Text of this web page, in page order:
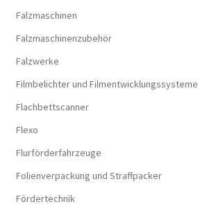
Falzmaschinen
Falzmaschinenzubehör
Falzwerke
Filmbelichter und Filmentwicklungssysteme
Flachbettscanner
Flexo
Flurförderfahrzeuge
Folienverpackung und Straffpacker
Fördertechnik